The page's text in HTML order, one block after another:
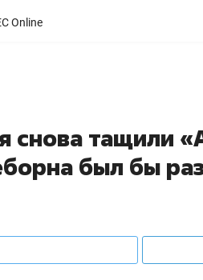
снова тащили
был бы